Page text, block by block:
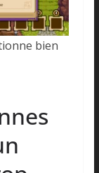
bien